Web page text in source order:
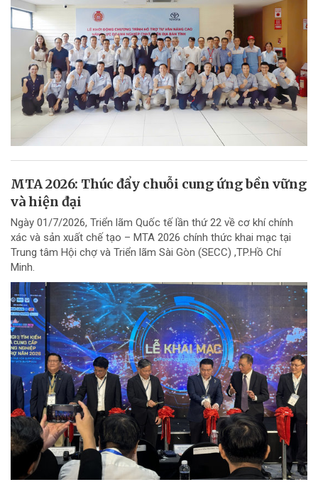
MTA 2026: Thúc đẩy chuỗi cung ứng bền vững
và hiện đại
Ngày 01/7/2026, Triển lãm Quốc tế lần thứ 22 về cơ khí chính
xác và sản xuất chế tạo – MTA 2026 chính thức khai mạc tại
Trung tâm Hội chợ và Triển lãm Sài Gòn (SECC) ,TP.Hồ Chí
Minh.